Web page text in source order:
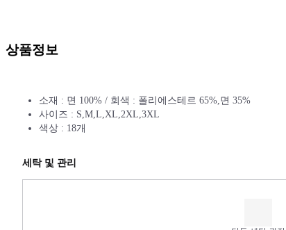
상품정보
소재 : 면 100% / 회색 : 폴리에스테르 65%,면 35%
사이즈 : S,M,L,XL,2XL,3XL
색상 : 18개
세탁 및 관리